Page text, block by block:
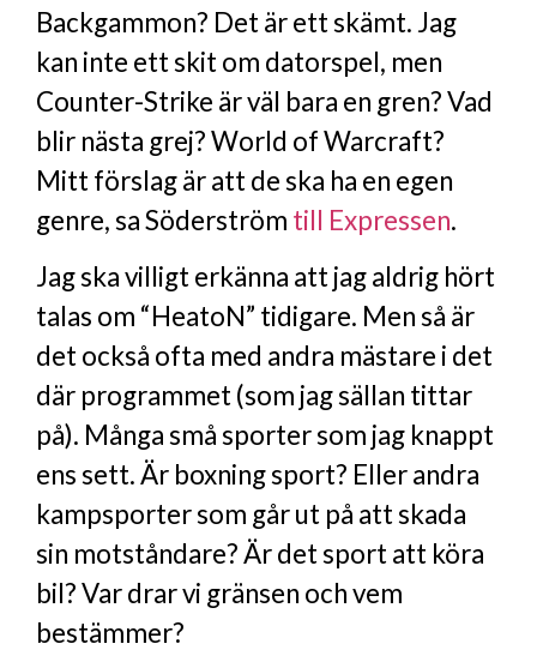
Backgammon? Det är ett skämt. Jag
kan inte ett skit om datorspel, men
Counter-Strike är väl bara en gren? Vad
blir nästa grej? World of Warcraft?
Mitt förslag är att de ska ha en egen
genre, sa Söderström till Expressen.
Jag ska villigt erkänna att jag aldrig hört
talas om “HeatoN” tidigare. Men så är
det också ofta med andra mästare i det
där programmet (som jag sällan tittar
på). Många små sporter som jag knappt
ens sett. Är boxning sport? Eller andra
kampsporter som går ut på att skada
sin motståndare? Är det sport att köra
bil? Var drar vi gränsen och vem
bestämmer?